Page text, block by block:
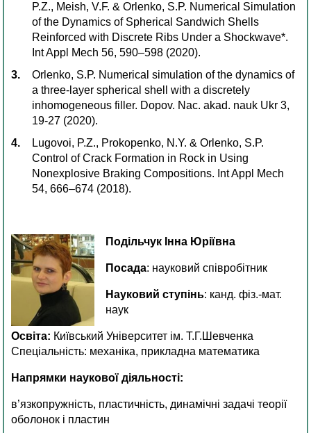
P.Z., Meish, V.F. & Orlenko, S.P. Numerical Simulation
of the Dynamics of Spherical Sandwich Shells
Reinforced with Discrete Ribs Under a Shockwave*.
Int Appl Mech 56, 590–598 (2020).
Orlenko, S.P. Numerical simulation of the dynamics of
a three-layer spherical shell with a discretely
inhomogeneous filler. Dopov. Nac. akad. nauk Ukr 3,
19-27 (2020).
Lugovoi, P.Z., Prokopenko, N.Y. & Orlenko, S.P.
Control of Crack Formation in Rock in Using
Nonexplosive Braking Compositions. Int Appl Mech
54, 666–674 (2018).
Подільчук Інна Юріївна
Посада: науковий співробітник
Науковий ступінь: канд. фіз.-мат.
наук
Освіта: Київський Університет ім. Т.Г.Шевченка
Спеціальність: механіка, прикладна математика
Напрямки наукової діяльності:
в’язкопружність, пластичність, динамічні задачі теорії
оболонок і пластин